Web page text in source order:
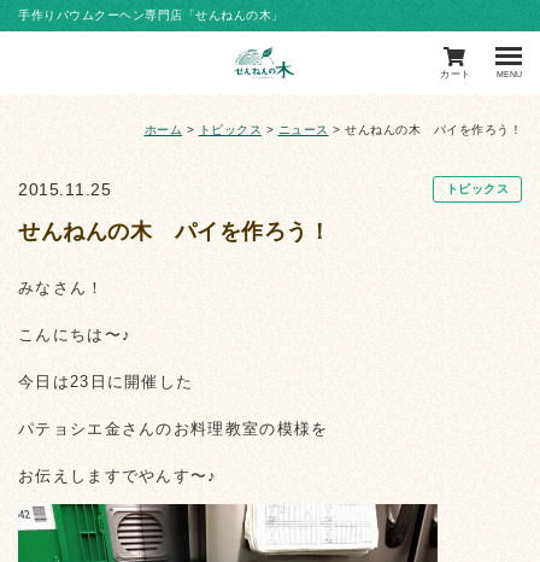
手作りバウムクーヘン専門店「せんねんの木」
カート MENU
ホーム > トピックス > ニュース > せんねんの木 パイを作ろう！
トピックス
2015.11.25
せんねんの木 パイを作ろう！
みなさん！
こんにちは〜♪
今日は23日に開催した
パテョシエ金さんのお料理教室の模様を
お伝えしますでやんす〜♪